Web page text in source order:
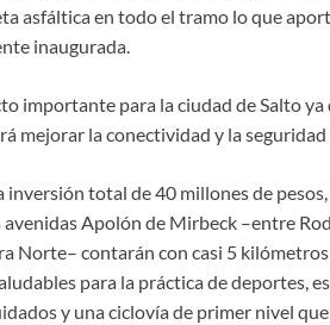
asfáltica en todo el tramo lo que
inaugurada.
importante para la ciudad de Salto ya
mejorar la conectividad y la seguridad
total de 40 millones de pesos,
Apolón de Mirbeck –entre
Norte– contarán con casi 5
para la práctica de deportes,
y una ciclovía de primer nivel